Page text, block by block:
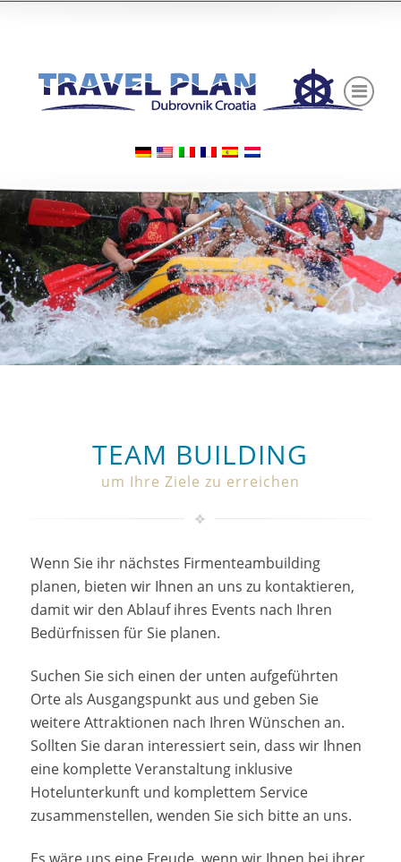
TEAM BUILDING
um Ihre Ziele zu erreichen
Wenn Sie ihr nächstes Firmenteambuilding
planen, bieten wir Ihnen an uns zu kontaktieren,
damit wir den Ablauf ihres Events nach Ihren
Bedürfnissen für Sie planen.
Suchen Sie sich einen der unten aufgeführten
Orte als Ausgangspunkt aus und geben Sie
weitere Attraktionen nach Ihren Wünschen an.
Sollten Sie daran interessiert sein, dass wir Ihnen
eine komplette Veranstaltung inklusive
Hotelunterkunft und komplettem Service
zusammenstellen, wenden Sie sich bitte an uns.